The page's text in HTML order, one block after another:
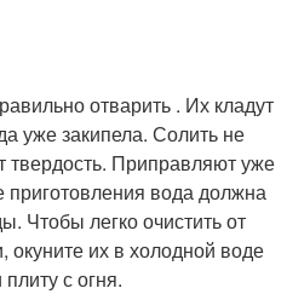
отварить . Их кладут
уже закипела. Солить не
твердость. Приправляют уже
вода должна
Чтобы легко очистить от
их в холодной воде
с огня.